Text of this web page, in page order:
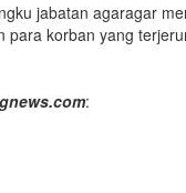
jabatan agaragar
para korban yang
: